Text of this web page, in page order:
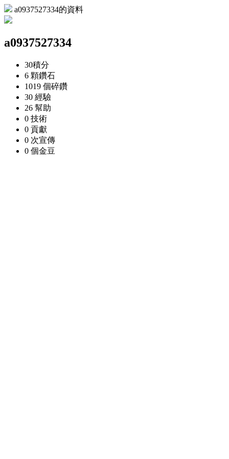
a0937527334的資料
a0937527334
30積分
6 顆鑽石
1019 個碎鑽
30 經驗
26 幫助
0 技術
0 貢獻
0 次宣傳
0 個金豆